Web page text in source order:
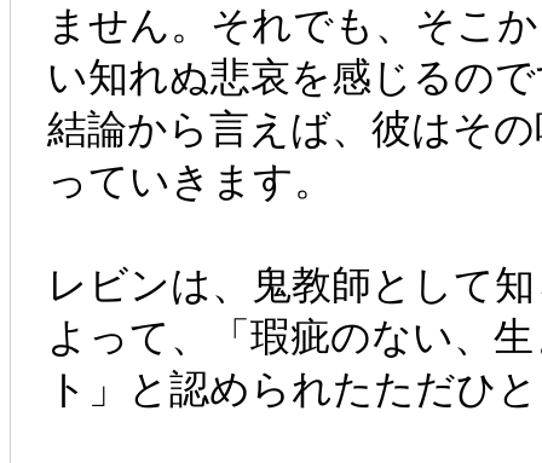
ません。それでも、そこ
い知れぬ悲哀を感じるの
結論から言えば、彼はそ
っていきます。
レビンは、鬼教師として
よって、「瑕疵のない、
ト」と認められたただひ